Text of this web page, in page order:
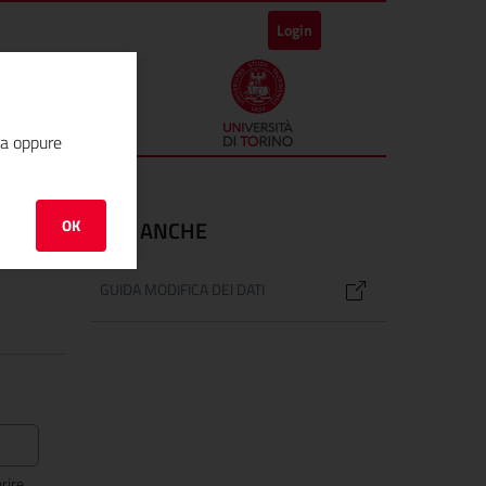
Login
oppure
OK VEDI ANCHE
GUIDA MODIFICA DEI DATI